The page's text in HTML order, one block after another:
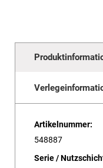
Artikelnummer:
548887
Serie /